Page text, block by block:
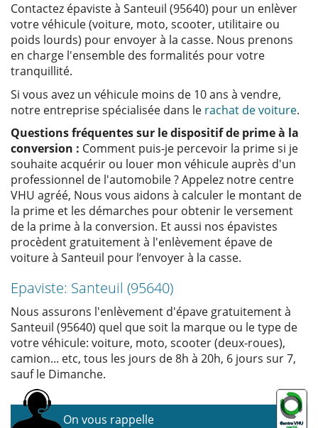
Contactez épaviste à Santeuil (95640) pour un enlèver
votre véhicule (voiture, moto, scooter, utilitaire ou
poids lourds) pour envoyer à la casse. Nous prenons
en charge l'ensemble des formalités pour votre
tranquillité.
Si vous avez un véhicule moins de 10 ans à vendre,
notre entreprise spécialisée dans le rachat de voiture.
Questions fréquentes sur le dispositif de prime à la
conversion : Comment puis-je percevoir la prime si je
souhaite acquérir ou louer mon véhicule auprès d'un
professionnel de l'automobile ? Appelez notre centre
VHU agréé, Nous vous aidons à calculer le montant de
la prime et les démarches pour obtenir le versement
de la prime à la conversion. Et aussi nos épavistes
procèdent gratuitement à l'enlèvement épave de
voiture à Santeuil pour l’envoyer à la casse.
Epaviste: Santeuil (95640)
Nous assurons l'enlèvement d'épave gratuitement à
Santeuil (95640) quel que soit la marque ou le type de
votre véhicule: voiture, moto, scooter (deux-roues),
camion... etc, tous les jours de 8h à 20h, 6 jours sur 7,
sauf le Dimanche.
On vous rappelle